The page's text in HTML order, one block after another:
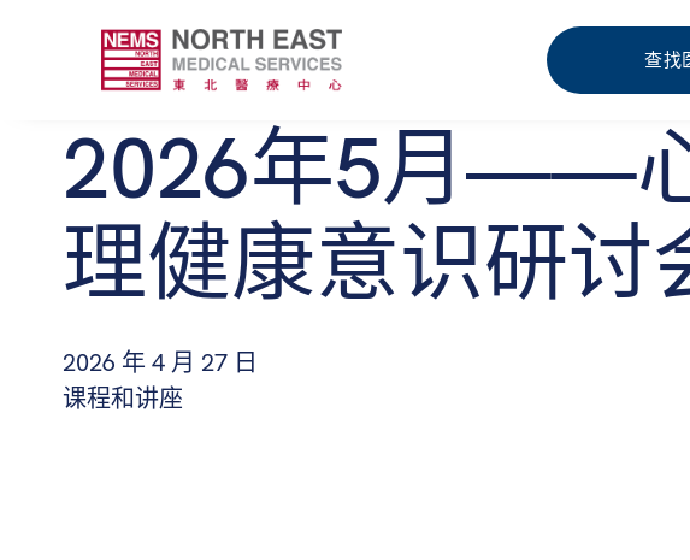
查找
2026年5月——
理健康意识研讨
2026 年 4 月 27 日
课程和讲座